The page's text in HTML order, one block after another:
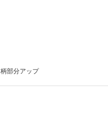
柄部分アップ